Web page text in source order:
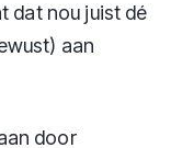
dat nou juist dé
aan
door